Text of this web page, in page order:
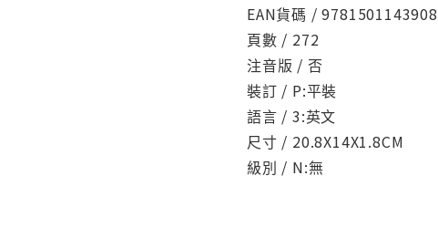
EAN貨碼 / 9781501143908
頁數 / 272
注音版 / 否
裝訂 / P:平裝
語言 / 3:英文
尺寸 / 20.8X14X1.8CM
級別 / N:無